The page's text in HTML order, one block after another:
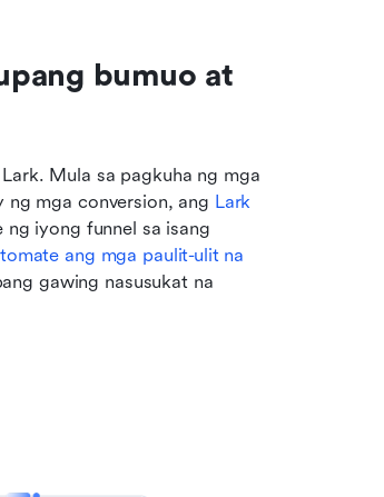
bumuo at
Mula sa pagkuha ng mga
ng mga conversion, ang Lark
iyong funnel sa isang
ang mga paulit-ulit na
gawing nasusukat na